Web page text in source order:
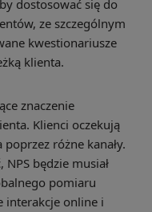
dostosować się do
ze szczególnym
kwestionariusze
klienta.
znaczenie
Klienci oczekują
różne kanały.
będzie musiał
pomiaru
interakcje online i